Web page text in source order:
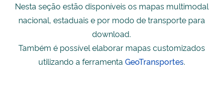
Nesta seção estão disponíveis os mapas multimodal
nacional, estaduais e por modo de transporte para
download.
Também é possível elaborar mapas customizados
utilizando a ferramenta GeoTransportes.